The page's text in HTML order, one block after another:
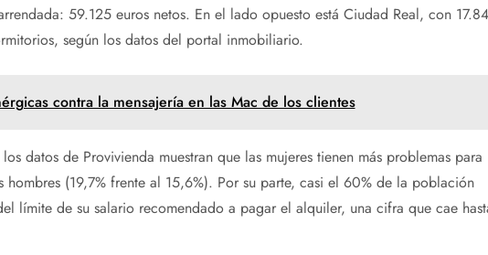
59.125 euros netos. En el lado opuesto está Ciudad Real, con
según los datos del portal inmobiliario.
contra la mensajería en las Mac de los clientes
datos de Provivienda muestran que las mujeres tienen más problemas para
(19,7% frente al 15,6%). Por su parte, casi el 60% de la población
límite de su salario recomendado a pagar el alquiler, una cifra que cae